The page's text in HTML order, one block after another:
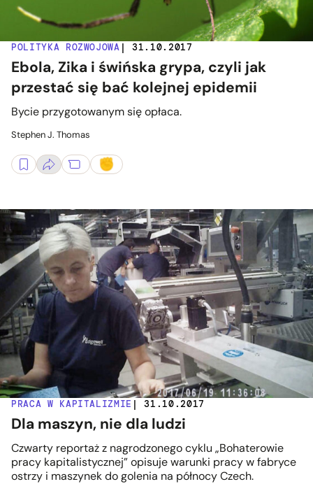
POLITYKA ROZWOJOWA | 31.10.2017
Ebola, Zika i świńska grypa, czyli jak
przestać się bać kolejnej epidemii
Bycie przygotowanym się opłaca.
Stephen J. Thomas
PRACA W KAPITALIZMIE | 31.10.2017
Dla maszyn, nie dla ludzi
Czwarty reportaż z nagrodzonego cyklu „Bohaterowie
pracy kapitalistycznej” opisuje warunki pracy w fabryce
ostrzy i maszynek do golenia na północy Czech.